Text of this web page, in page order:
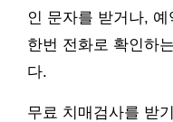
인 문자를 받거나,
한번 전화로 확인하
다.
무료 치매검사를 받